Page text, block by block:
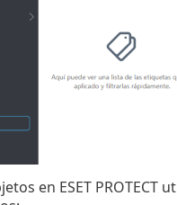
en ESET